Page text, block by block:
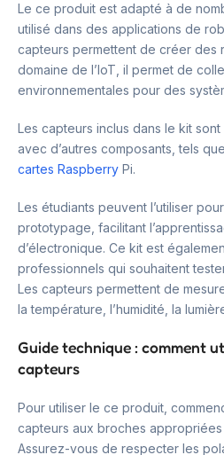
Le ce produit est adapté à de
utilisé dans des applications de
capteurs permettent de créer des
domaine de l’IoT, il permet de
environnementales pour des
Les capteurs inclus dans le kit
avec d’autres composants, tels
cartes Raspberry Pi.
Les étudiants peuvent l’utiliser
prototypage, facilitant
d’électronique. Ce kit est
professionnels qui souhaitent
Les capteurs permettent de
la température, l’humidité, la
Guide technique : comment
capteurs
Pour utiliser le ce produit,
capteurs aux broches
Assurez-vous de respecter les